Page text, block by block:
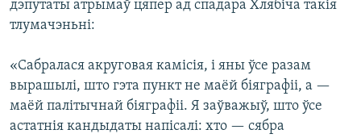
дэпутаты атрымаў цяпер ад спадара Хлябіча такія
тлумачэньні:
«Сабралася акруговая камісія, і яны ўсе разам
вырашылі, што гэта пункт не маёй біяграфіі, а —
маёй палітычнай біяграфіі. Я заўважыў, што ўсе
астатнія кандыдаты напісалі: хто — сябра